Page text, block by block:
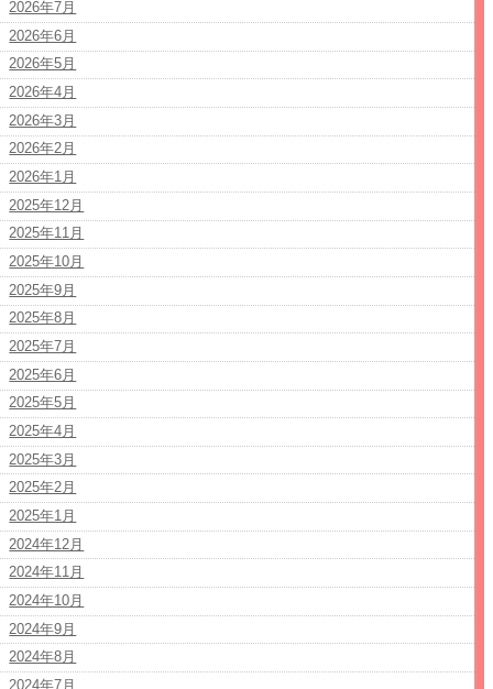
2026年7月
2026年6月
2026年5月
2026年4月
2026年3月
2026年2月
2026年1月
2025年12月
2025年11月
2025年10月
2025年9月
2025年8月
2025年7月
2025年6月
2025年5月
2025年4月
2025年3月
2025年2月
2025年1月
2024年12月
2024年11月
2024年10月
2024年9月
2024年8月
2024年7月